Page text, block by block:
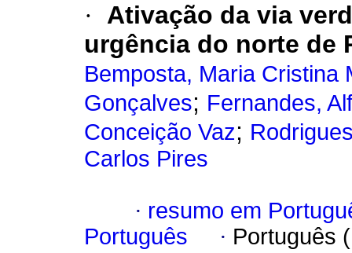
·
Ativação da via
urgência do norte de
Bemposta, Maria Cristina
Gonçalves; Fernandes,
Conceição Vaz;
Carlos Pires
· resumo em
Português
· Português